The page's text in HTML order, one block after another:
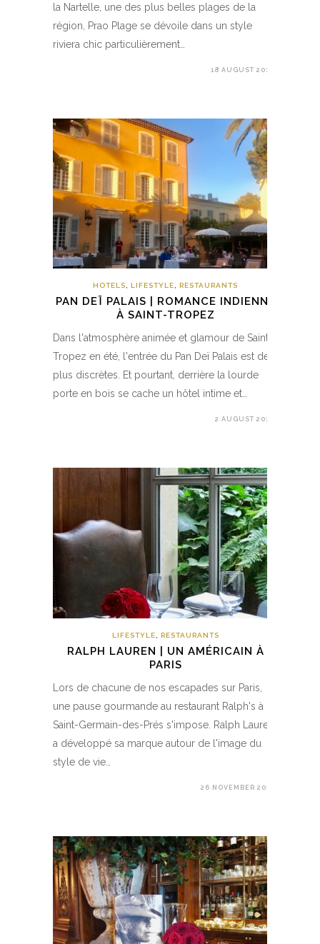
la Nartelle, une des plus belles plages de la
région, Prao Plage se dévoile dans un style
riviera chic particulièrement…
18 AUGUST 2018
HOTELS LIFESTYLE RESTAURANTS
PAN DEÏ PALAIS | ROMANCE INDIENNE
À SAINT-TROPEZ
Dans l'atmosphère animée et glamour de Saint-
Tropez en été, l'entrée du Pan Deï Palais est des
plus discrètes. Et pourtant, derrière la lourde
porte en bois se cache un hôtel intime et…
2 AUGUST 2018
LIFESTYLE RESTAURANTS
RALPH LAUREN | UN AMÉRICAIN À
PARIS
Lors de chacune de nos escapades sur Paris,
une pause gourmande au restaurant Ralph's à
Saint-Germain-des-Prés s'impose. Ralph Lauren
a développé sa marque autour de l'image du
style de vie…
26 NOVEMBER 2017